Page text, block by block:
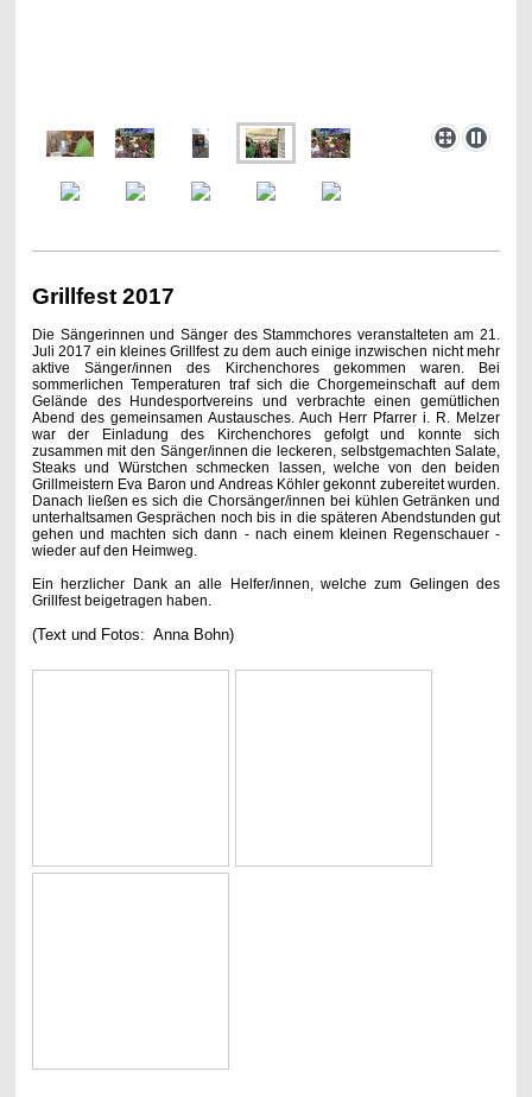
Grillfest 2017
Die Sängerinnen und Sänger des Stammchores veranstalteten am 21.
Juli 2017 ein kleines Grillfest zu dem auch einige inzwischen nicht mehr
aktive Sänger/innen des Kirchenchores gekommen waren. Bei
sommerlichen Temperaturen traf sich die Chorgemeinschaft auf dem
Gelände des Hundesportvereins und verbrachte einen gemütlichen
Abend des gemeinsamen Austausches. Auch Herr Pfarrer i. R. Melzer
war der Einladung des Kirchenchores gefolgt und konnte sich
zusammen mit den Sänger/innen die leckeren, selbstgemachten Salate,
Steaks und Würstchen schmecken lassen, welche von den beiden
Grillmeistern Eva Baron und Andreas Köhler gekonnt zubereitet wurden.
Danach ließen es sich die Chorsänger/innen bei kühlen Getränken und
unterhaltsamen Gesprächen noch bis in die späteren Abendstunden gut
gehen und machten sich dann - nach einem kleinen Regenschauer -
wieder auf den Heimweg.
Ein herzlicher Dank an alle Helfer/innen, welche zum Gelingen des
Grillfest beigetragen haben.
(Text und Fotos: Anna Bohn)